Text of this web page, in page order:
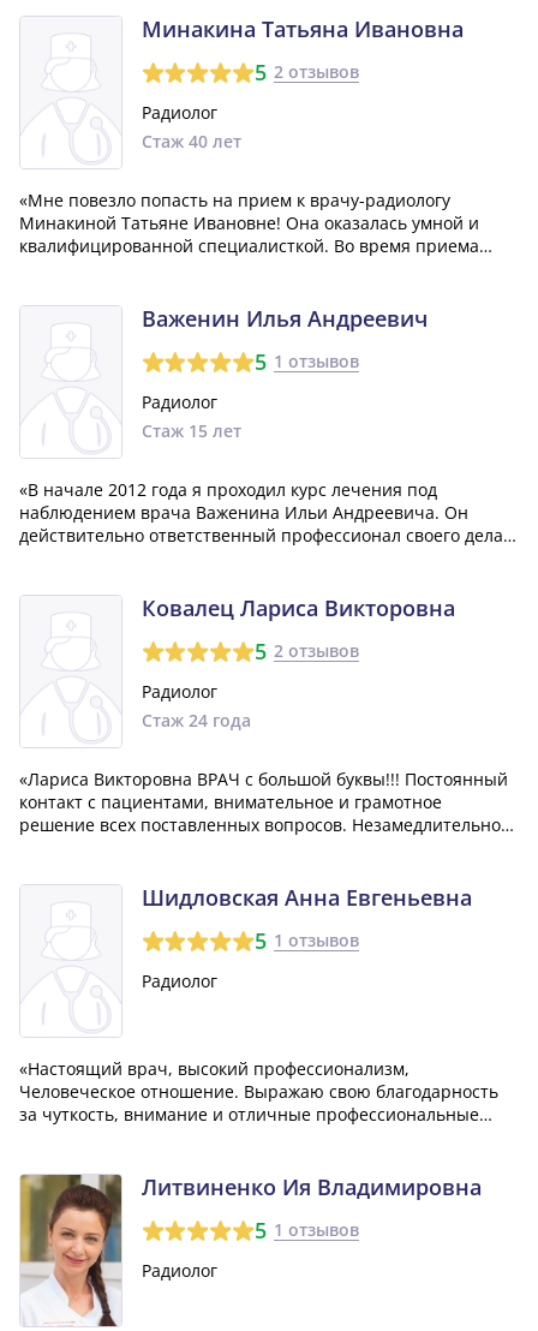
и доходчиво. Желаю ей дальнейших...»
Минакина Татьяна Ивановна
5 2 отзывов
Радиолог
Стаж 40 лет
«Мне повезло попасть на прием к врачу-радиологу
Минакиной Татьяне Ивановне! Она оказалась умной и
квалифицированной специалисткой. Во время приема
Важенин Илья Андреевич
5 1 отзывов
Радиолог
Стаж 15 лет
«В начале 2012 года я проходил курс лечения под
наблюдением врача Важенина Ильи Андреевича. Он
действительно ответственный профессионал своего дела,
благодарность и признательность за оказ...»
Ковалец Лариса Викторовна
5 2 отзывов
Радиолог
Стаж 24 года
«Лариса Викторовна ВРАЧ с большой буквы!!! Постоянный
контакт с пациентами, внимательное и грамотное
решение всех поставленных вопросов. Незамедлительное
профессии. За время лечения у докт...»
Шидловская Анна Евгеньевна
5 1 отзывов
Радиолог
«Настоящий врач, высокий профессионализм,
Человеческое отношение. Выражаю свою благодарность
за чуткость, внимание и отличные профессиональные
впоследствии, в отличие от врача Асямолова, который п...»
Литвиненко Ия Владимировна
5 1 отзывов
Радиолог